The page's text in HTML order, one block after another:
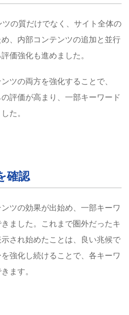
の質だけでなく、サイト全体の
、内部コンテンツの追加と並行
価強化も進めました。
ツの両方を強化することで、
評価が高まり、一部キーワード
た。
確認
ツの効果が出始め、一部キーワ
ました。これまで圏外だったキ
され始めたことは、良い兆候で
強化し続けることで、各キーワ
ます。